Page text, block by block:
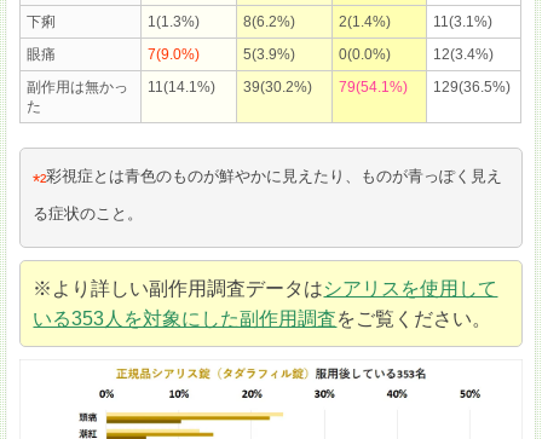
下痢 1(1.3%) 8(6.2%) 2(1.4%)
11(3.1%)
眼痛
7(9.0%) 5(3.9%) 0(0.0%)
12(3.4%)
副作用は無かっ
た
11(14.1%) 39(30.2%) 79(54.1%) 129(36.5%)
*²彩視症とは青色のものが鮮やかに見えたり、ものが青っぽく見え
る症状のこと。
※より詳しい副作用調査データはシアリスを使用して
いる353人を対象にした副作用調査をご覧ください。